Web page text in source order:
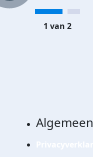
1 van 2
Algemeen